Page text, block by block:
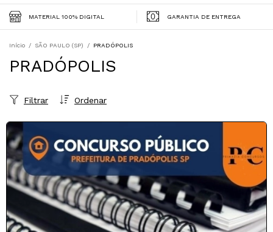
MATERIAL 100% DIGITAL GARANTIA DE ENTREGA
Início / SÃO PAULO (SP) / PRADÓPOLIS
PRADÓPOLIS
Ordenar
Filtrar